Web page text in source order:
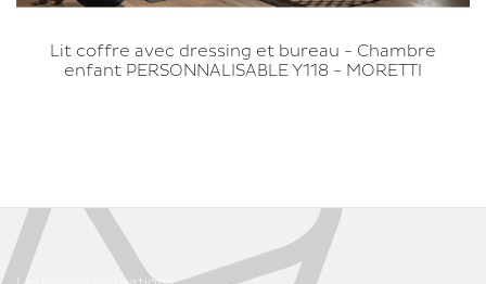
Lit coffre avec dressing et bureau - Chambre
enfant PERSONNALISABLE Y118 - MORETTI